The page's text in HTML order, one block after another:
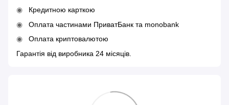
Кредитною карткою
Оплата частинами ПриватБанк та monobank
Оплата криптовалютою
Гарантія від виробника 24 місяців.